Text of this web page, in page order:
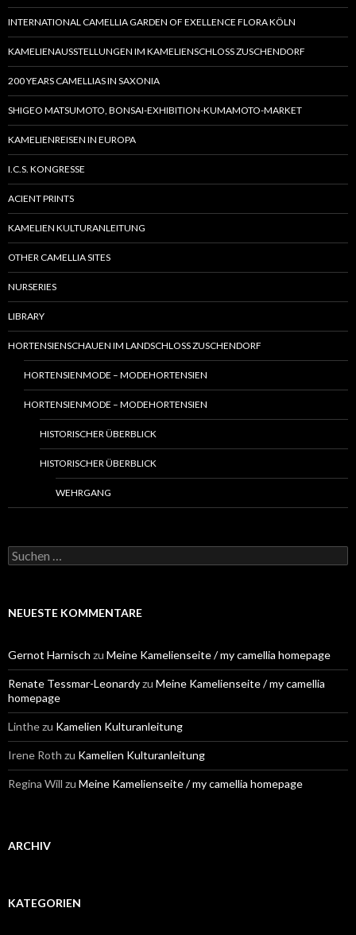
INTERNATIONAL CAMELLIA GARDEN OF EXELLENCE FLORA KÖLN
KAMELIENAUSSTELLUNGEN IM KAMELIENSCHLOSS ZUSCHENDORF
200 YEARS CAMELLIAS IN SAXONIA
SHIGEO MATSUMOTO, BONSAI-EXHIBITION-KUMAMOTO-MARKET
KAMELIENREISEN IN EUROPA
I.C.S. KONGRESSE
ACIENT PRINTS
KAMELIEN KULTURANLEITUNG
OTHER CAMELLIA SITES
NURSERIES
LIBRARY
HORTENSIENSCHAUEN IM LANDSCHLOSS ZUSCHENDORF
HORTENSIENMODE – MODEHORTENSIEN
HORTENSIENMODE – MODEHORTENSIEN
HISTORISCHER ÜBERBLICK
HISTORISCHER ÜBERBLICK
WEHRGANG
S
u
e
a
c
h
:
NEUESTE KOMMENTARE
Gernot Harnisch zu Meine Kamelienseite / my camellia homepage
Renate Tessmar-Leonardyzu Meine Kamelienseite / my camellia
homepage
Linthezu Kamelien Kulturanleitung
Irene Roth zu Kamelien Kulturanleitung
Regina Will zu Meine Kamelienseite / my camellia homepage
ARCHIV
KATEGORIEN